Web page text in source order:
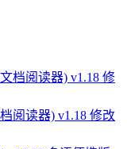
阅读器) v1.18 修改